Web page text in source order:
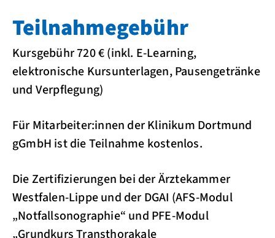
Teilnahmegebühr
Kursgebühr 720 € (inkl. E-Learning,
elektronische Kursunterlagen, Pausengetränke
und Verpflegung)
Für Mitarbeiter:innen der Klinikum Dortmund
gGmbH ist die Teilnahme kostenlos.
Die Zertifizierungen bei der Ärztekammer
Westfalen-Lippe und der DGAI (AFS-Modul
„Notfallsonographie“ und PFE-Modul
„Grundkurs Transthorakale